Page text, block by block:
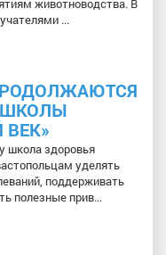
животноводства. В
...
ШКОЛЫ
школа здоровья
уделять
поддерживать
полезные прив...